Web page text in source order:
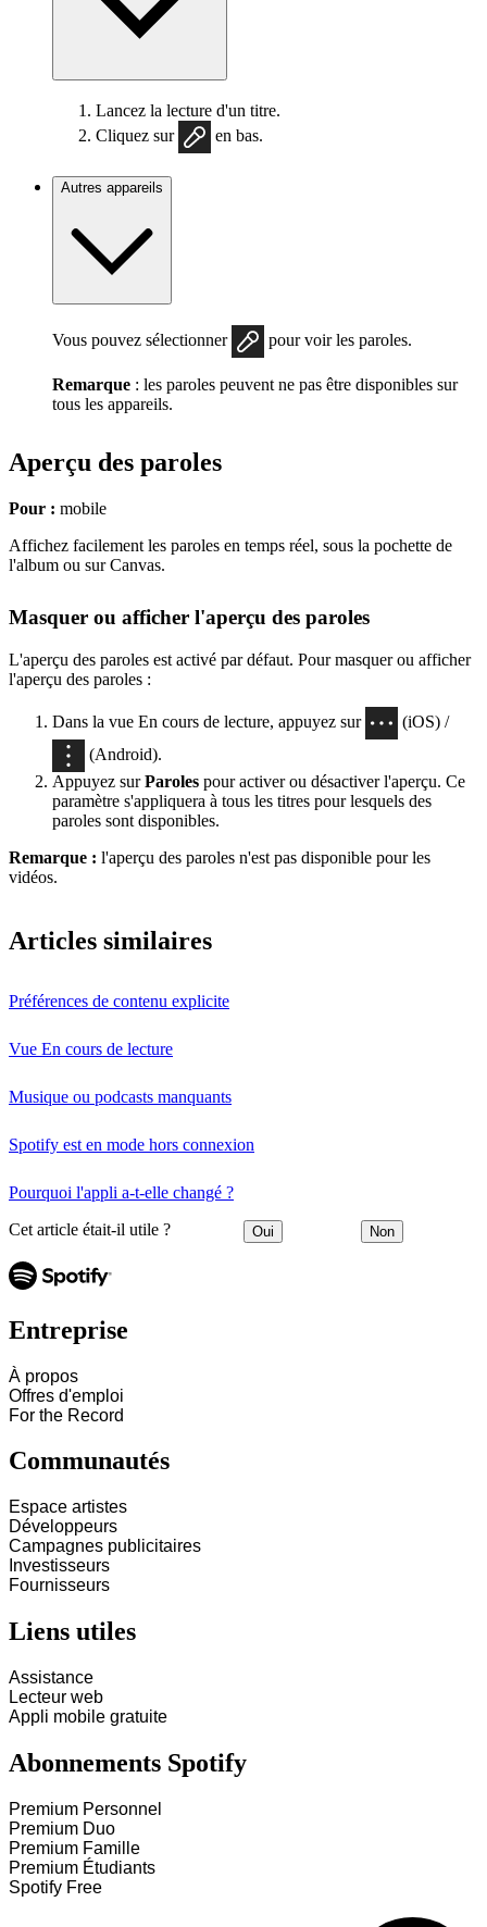
Lancez la lecture d'un titre.
Cliquez sur
en bas.
Autres appareils
Vous pouvez sélectionner pour voir les paroles.
Remarque : les paroles peuvent ne pas être disponibles sur
tous les appareils.
Aperçu des paroles
Pour : mobile
Affichez facilement les paroles en temps réel, sous la pochette de
l'album ou sur Canvas.
Masquer ou afficher l'aperçu des paroles
L'aperçu des paroles est activé par défaut. Pour masquer ou afficher
l'aperçu des paroles :
Dans la vue En cours de lecture, appuyez sur
(iOS) /
(Android).
Appuyez surParoles pour activer ou désactiver l'aperçu. Ce
paramètre s'appliquera à tous les titres pour lesquels des
paroles sont disponibles.
Remarque : l'aperçu des paroles n'est pas disponible pour les
vidéos.
Articles similaires
Préférences de contenu explicite
Vue En cours de lecture
Musique ou podcasts manquants
Spotify est en mode hors connexion
Pourquoi l'appli a-t-elle changé ?
Cet article était-il utile ? Oui Non
Entreprise
À propos
Offres d'emploi
For the Record
Communautés
Espace artistes
Développeurs
Campagnes publicitaires
Investisseurs
Fournisseurs
Liens utiles
Assistance
Lecteur web
Appli mobile gratuite
Abonnements Spotify
Premium Personnel
Premium Duo
Premium Famille
Premium Étudiants
Spotify Free